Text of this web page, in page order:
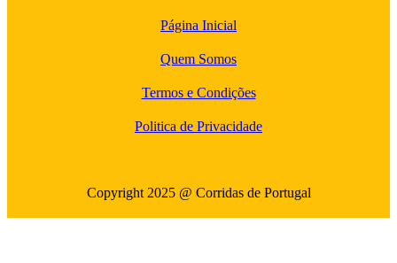
Página Inicial
Quem Somos
Termos e Condições
Politica de Privacidade
Copyright 2025 @ Corridas de Portugal